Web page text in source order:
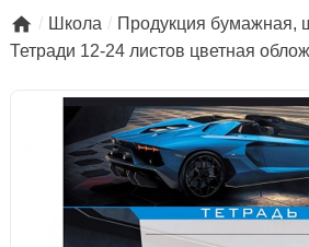
 Школа Продукция бумажная,
Тетради 12-24 листов цветная